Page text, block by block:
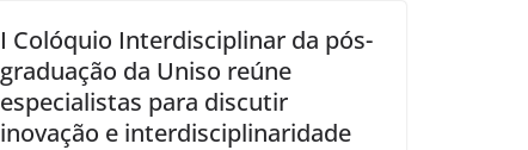
I Colóquio Interdisciplinar da pós-
graduação da Uniso reúne
especialistas para discutir
inovação e interdisciplinaridade